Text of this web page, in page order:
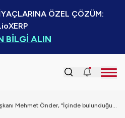
ÖZEL ÇÖZÜM:
BİLGİ ALIN
Uyumsoft Başkanı Mehmet Önder, “İçinde bulunduğumuz dönem, eko-sistem ile birlikte büyümenin dönemidir”